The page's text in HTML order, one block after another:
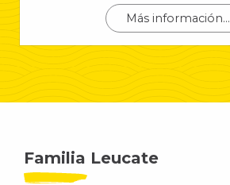
Más información...
Familia Leucate